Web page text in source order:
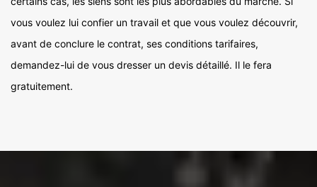
vous voulez lui confier un travail et que vous voulez découvrir,
avant de conclure le contrat, ses conditions tarifaires,
demandez-lui de vous dresser un devis détaillé. Il le fera
gratuitement.